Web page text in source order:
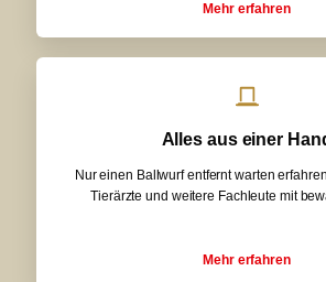
Mehr erfahren
Alles aus einer
Nur einen Ballwurf entfernt warten
Tierärzte und weitere Fachleute mit
Mehr erfahren